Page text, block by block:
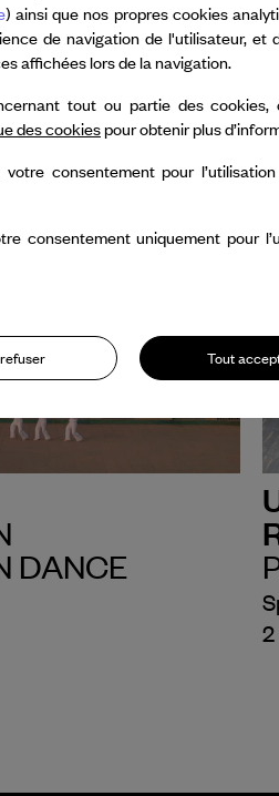
DANCE
) ainsi que nos propres cookies
de navigation de l'utilisateur, et
affichées lors de la navigation.
tout ou partie des cookies,
des cookiespour obtenir plus
consentement pour
consentement uniquement pour
Tout